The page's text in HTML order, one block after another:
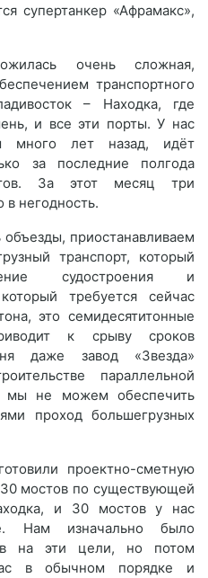
супертанкер «Афрамакс»,
очень сложная,
транспортного
– Находка, где
и все эти порты. У нас
много лет назад, идёт
за последние полгода
За этот месяц три
в негодность.
приостанавливаем
транспорт, который
судостроения и
требуется сейчас
это семидесятитонные
к срыву сроков
даже завод «Звезда»
параллельной
мы не можем обеспечить
проход большегрузных
проектно-сметную
мостов по существующей
и 30 мостов у нас
Нам изначально было
на эти цели, но потом
в обычном порядке и